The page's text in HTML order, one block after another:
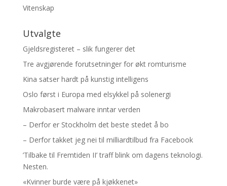
Vitenskap
Utvalgte
Gjeldsregisteret – slik fungerer det
Tre avgjørende forutsetninger for økt romturisme
Kina satser hardt på kunstig intelligens
Oslo først i Europa med elsykkel på solenergi
Makrobasert malware inntar verden
– Derfor er Stockholm det beste stedet å bo
– Derfor takket jeg nei til milliardtilbud fra Facebook
’Tilbake til Fremtiden II’ traff blink om dagens teknologi.
Nesten.
«Kvinner burde være på kjøkkenet»